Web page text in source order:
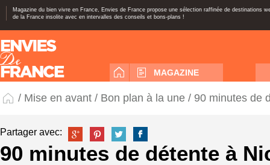
Magazine du bien vivre en France, Envies de France propose une sélection raffinée de destinations
de la France insolite avec en intervalles des conseils et bons-plans !
MAGAZINE
/ Mise en avant / Bon plan à la une / 90 minutes de
Partager avec:
90 minutes de détente à